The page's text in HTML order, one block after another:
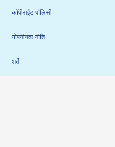
कॉपीराईट पॉलिसी
गोपनीयता नीति
शर्ते